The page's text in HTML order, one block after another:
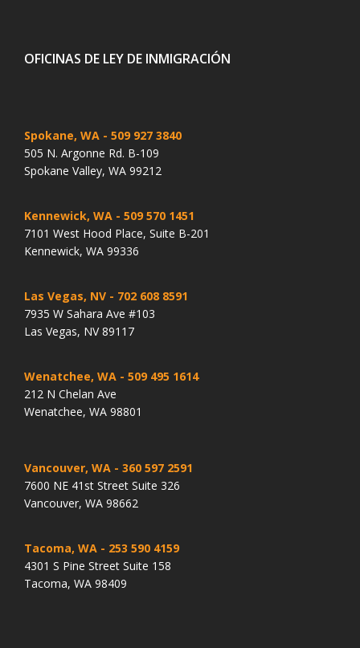
OFICINAS DE LEY DE INMIGRACIÓN
Spokane, WA - 509 927 3840
505 N. Argonne Rd. B-109
Spokane Valley, WA 99212
Kennewick, WA - 509 570 1451
7101 West Hood Place, Suite B-201
Kennewick, WA 99336
Las Vegas, NV - 702 608 8591
7935 W Sahara Ave #103
Las Vegas, NV 89117
Wenatchee, WA - 509 495 1614
212 N Chelan Ave
Wenatchee, WA 98801
Vancouver, WA - 360 597 2591
7600 NE 41st Street Suite 326
Vancouver, WA 98662
Tacoma, WA - 253 590 4159
4301 S Pine Street Suite 158
Tacoma, WA 98409